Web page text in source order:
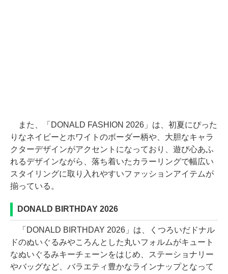
また、「DONALD FASHION 2026」は、初夏にぴった
りなネイビーとホワイトのボーダー柄や、大胆なキャラ
クターデザインがアクセントになっており、遊び心あふ
れるデザインながら、落ち着いたカラーリングで幅広い
スタイリングに取り入れやすいファッションアイテムが
揃っている。
DONALD BIRTHDAY 2026
「DONALD BIRTHDAY 2026」は、くつろいだドナル
ドのぬいぐるみやころんとした丸いフォルムがキュート
なぬいぐるみキーチェーンをはじめ、ステーショナリー
やバッグなど、バラエティ豊かなラインナップとなって